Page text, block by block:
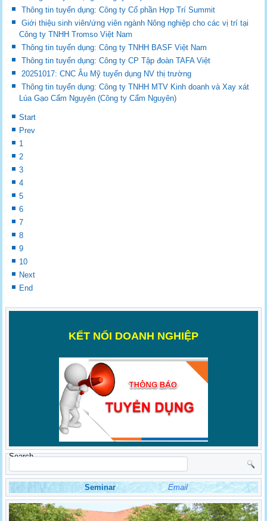
Thông tin tuyển dụng: Công ty Cổ phần Hợp Trí Summit
Giới thiệu sinh viên/ứng viên ngành Nông nghiệp cho các vị trí tại
Công ty TNHH Tromso Việt Nam
Thông tin tuyển dụng: Công ty TNHH BASF Việt Nam
Thông tin tuyển dụng: Công ty CP Tập đoàn TAFA Việt
20251017: CNC Âu Mỹ tuyển dụng NV thị trường
Thông tin tuyển dụng: Công ty TNHH MTV Kinh doanh và Xay xát
Lúa Gạo Cẩm Nguyên (Công ty Cẩm Nguyên)
Start
Prev
1
2
3
4
5
6
7
8
9
10
Next
End
KẾT NỐI DOANH NGHIỆP
Search
Seminar Email